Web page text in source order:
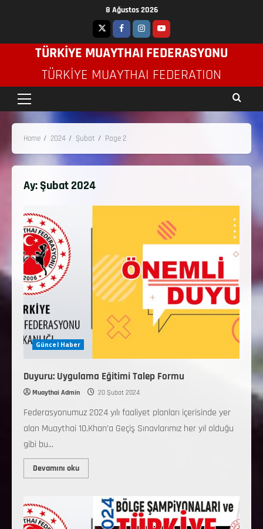
8 Ağustos 2026
TÜRKİYE MUAYTHAI FEDERASYONU
TÜRKIYE MUAYTHAI FEDERATION
Home 2024 Şubat Page 2
Ay:Şubat 2024
Güncel Haber
Duyuru: Uygulama Eğitimi Talep Formu
Muaythai Admin 20 Şubat 2024
Federasyonumuz 2024 yılı faaliyet planları içerisinde yer
alan Muaythai 10.Khan’a Geçiş Sınavlarımız her yıl olduğu
gibi bu...
Devamını oku